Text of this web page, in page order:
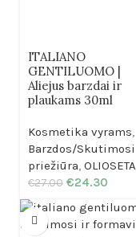
ITALIANO
GENTILUOMO |
Aliejus barzdai ir
plaukams 30ml
Kosmetika vyrams,
Barzdos/Skutimosi
priežiūra, OLIOSETA
€27.00 €24.30